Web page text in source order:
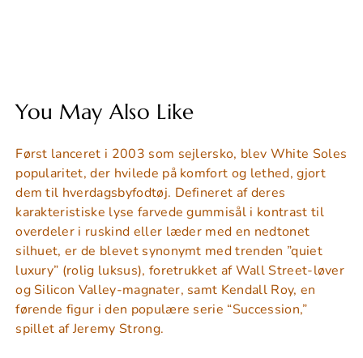
You May Also Like
Først lanceret i 2003 som sejlersko, blev White Soles
popularitet, der hvilede på komfort og lethed, gjort
dem til hverdagsbyfodtøj. Defineret af deres
karakteristiske lyse farvede gummisål i kontrast til
overdeler i ruskind eller læder med en nedtonet
silhuet, er de blevet synonymt med trenden ”quiet
luxury” (rolig luksus), foretrukket af Wall Street-løver
og Silicon Valley-magnater, samt Kendall Roy, en
førende figur i den populære serie “Succession,”
spillet af Jeremy Strong.